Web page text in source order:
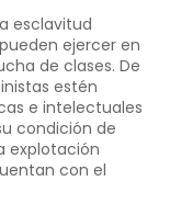
esclavitud
ejercer en
de clases. De
estén
e intelectuales
con­dición de
explotación
con el